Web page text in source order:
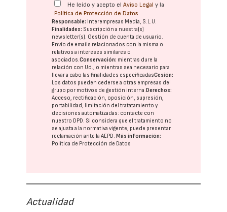
He leído y acepto elAviso Legal y la
Política de Protección de Datos
Responsable: Interempresas Media, S.L.U.
Finalidades: Suscripción a nuestra(s)
newsletter(s). Gestión de cuenta de usuario.
Envío de emails relacionados con la misma o
relativos a intereses similares o
asociados.Conservación: mientras dure la
relación con Ud., o mientras sea necesario para
llevar a cabo las finalidades especificadasCesión:
Los datos pueden cederse a otras empresas del
grupo por motivos de gestión interna.Derechos:
Acceso, rectificación, oposición, supresión,
portabilidad, limitación del tratatamiento y
decisiones automatizadas: contacte con
nuestro DPD. Si considera que el tratamiento no
se ajusta a la normativa vigente, puede presentar
reclamación ante laAEPD.Más información:
Política de Protección de Datos
Actualidad